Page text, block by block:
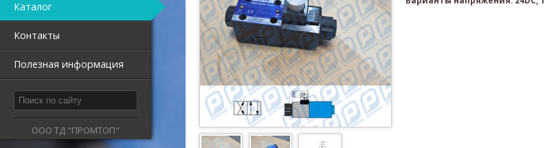
Каталог
Контакты
Полезная информация
ООО ТД "ПРОМТОП"